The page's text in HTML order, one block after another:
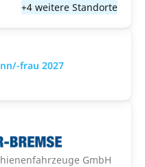
+4 weitere Standorte
frau 2027
GmbH